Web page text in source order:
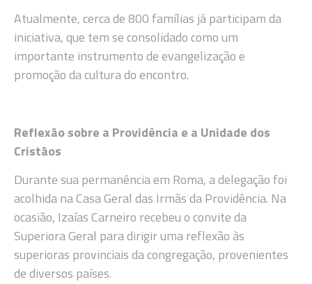
Atualmente, cerca de 800 famílias já participam da
iniciativa, que tem se consolidado como um
importante instrumento de evangelização e
promoção da cultura do encontro.
Reflexão sobre a Providência e a Unidade dos
Cristãos
Durante sua permanência em Roma, a delegação foi
acolhida na Casa Geral das Irmãs da Providência. Na
ocasião, Izaías Carneiro recebeu o convite da
Superiora Geral para dirigir uma reflexão às
superioras provinciais da congregação, provenientes
de diversos países.